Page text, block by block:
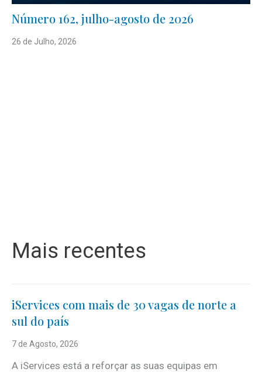
Número 162, julho-agosto de 2026
26 de Julho, 2026
Mais recentes
iServices com mais de 30 vagas de norte a
sul do país
7 de Agosto, 2026
A iServices está a reforçar as suas equipas em